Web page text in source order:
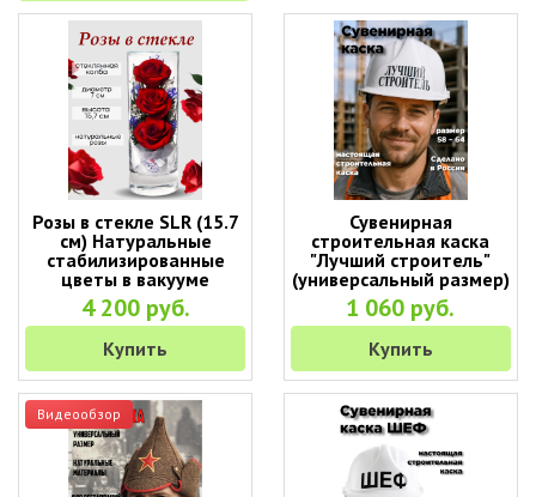
Розы в стекле SLR (15.7
см) Натуральные
стабилизированные
цветы в вакууме
4 200 руб.
Купить
Сувенирная
строительная каска
"Лучший строитель"
(универсальный размер)
1 060 руб.
Купить
Видеообзор